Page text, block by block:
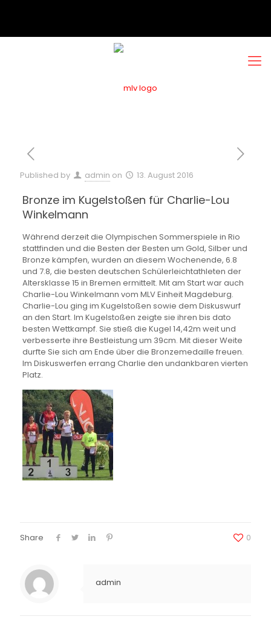
Published by admin on 13. August 2016
Bronze im Kugelstoßen für Charlie-Lou
Winkelmann
Während derzeit die Olympischen Sommerspiele in Rio
stattfinden und die Besten der Besten um Gold, Silber und
Bronze kämpfen, wurden an diesem Wochenende, 6.8
und 7.8, die besten deutschen Schülerleichtathleten der
Altersklasse 15 in Bremen ermittelt. Mit am Start war auch
Charlie-Lou Winkelmann vom MLV Einheit Magdeburg.
Charlie-Lou ging im Kugelstoßen sowie dem Diskuswurf
an den Start. Im Kugelstoßen zeigte sie ihren bis dato
besten Wettkampf. Sie stieß die Kugel 14,42m weit und
verbesserte ihre Bestleistung um 39cm. Mit dieser Weite
durfte Sie sich am Ende über die Bronzemedaille freuen.
Im Diskuswerfen errang Charlie den undankbaren vierten
Platz.
Share 0
admin